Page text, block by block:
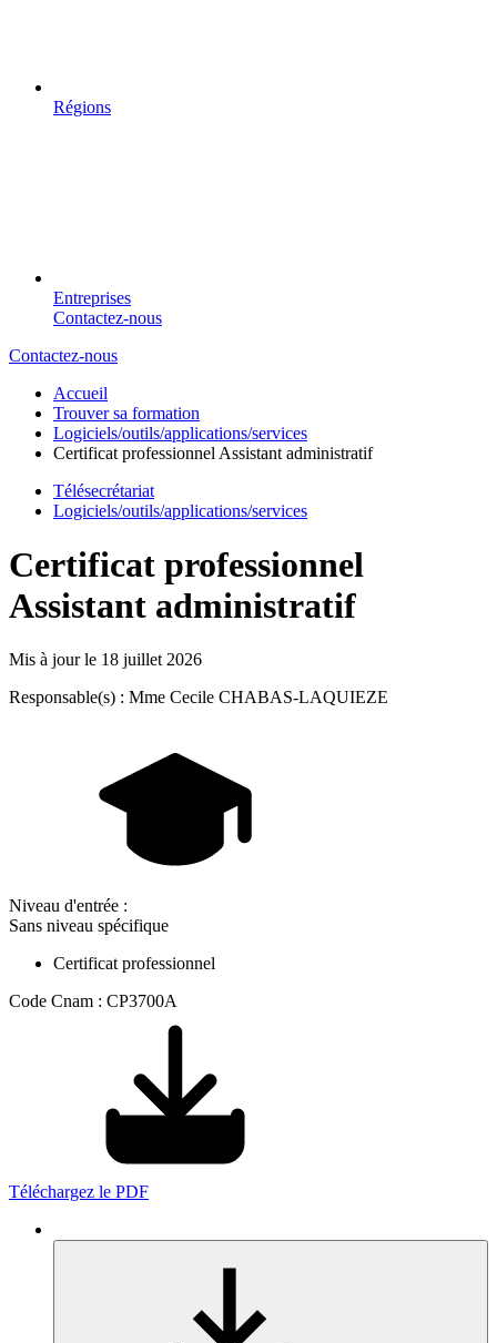
Régions
Entreprises
Contactez-nous
Contactez-nous
Accueil
Trouver sa formation
Logiciels/outils/applications/services
Certificat professionnel Assistant administratif
Télésecrétariat
Logiciels/outils/applications/services
Certificat professionnel
Assistant administratif
Mis à jour le 18 juillet 2026
Responsable(s) : Mme Cecile CHABAS-LAQUIEZE
Niveau d'entrée :
Sans niveau spécifique
Certificat professionnel
Code Cnam : CP3700A
Téléchargez le PDF